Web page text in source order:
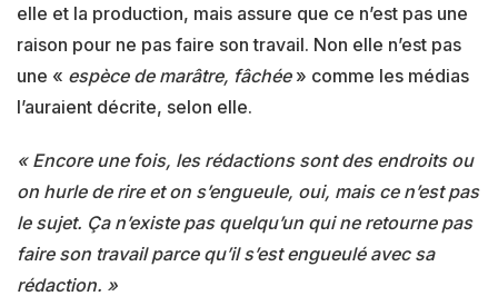
elle et la production, mais assure que ce n’est pas une
raison pour ne pas faire son travail. Non elle n’est pas
une « espèce de marâtre, fâchée» comme les médias
l’auraient décrite, selon elle.
« Encore une fois, les rédactions sont des endroits ou
on hurle de rire et on s’engueule, oui, mais ce n’est pas
le sujet. Ça n’existe pas quelqu’un qui ne retourne pas
faire son travail parce qu’il s’est engueulé avec sa
rédaction. »